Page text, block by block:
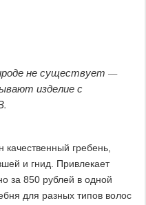
не существует —
изделие с
гребень,
и гнид. Привлекает
за 850 рублей в одной
для разных типов волос